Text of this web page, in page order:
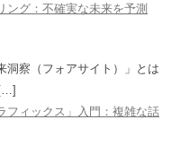
ング：不確実な未来を予測
洞察（フォアサイト）」とは
フィックス」入門：複雑な話